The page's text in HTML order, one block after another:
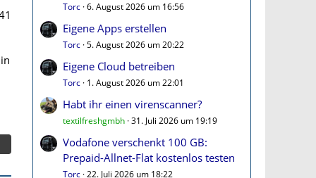
Torc 6. August 2026 um 16:56
Eigene Apps erstellen
Torc 5. August 2026 um 20:22
Eigene Cloud betreiben
Torc 1. August 2026 um 22:01
Habt ihr einen virenscanner?
textilfreshgmbh 31. Juli 2026 um 19:19
Vodafone verschenkt 100 GB:
Prepaid-Allnet-Flat kostenlos testen
Torc 22. Juli 2026 um 18:22